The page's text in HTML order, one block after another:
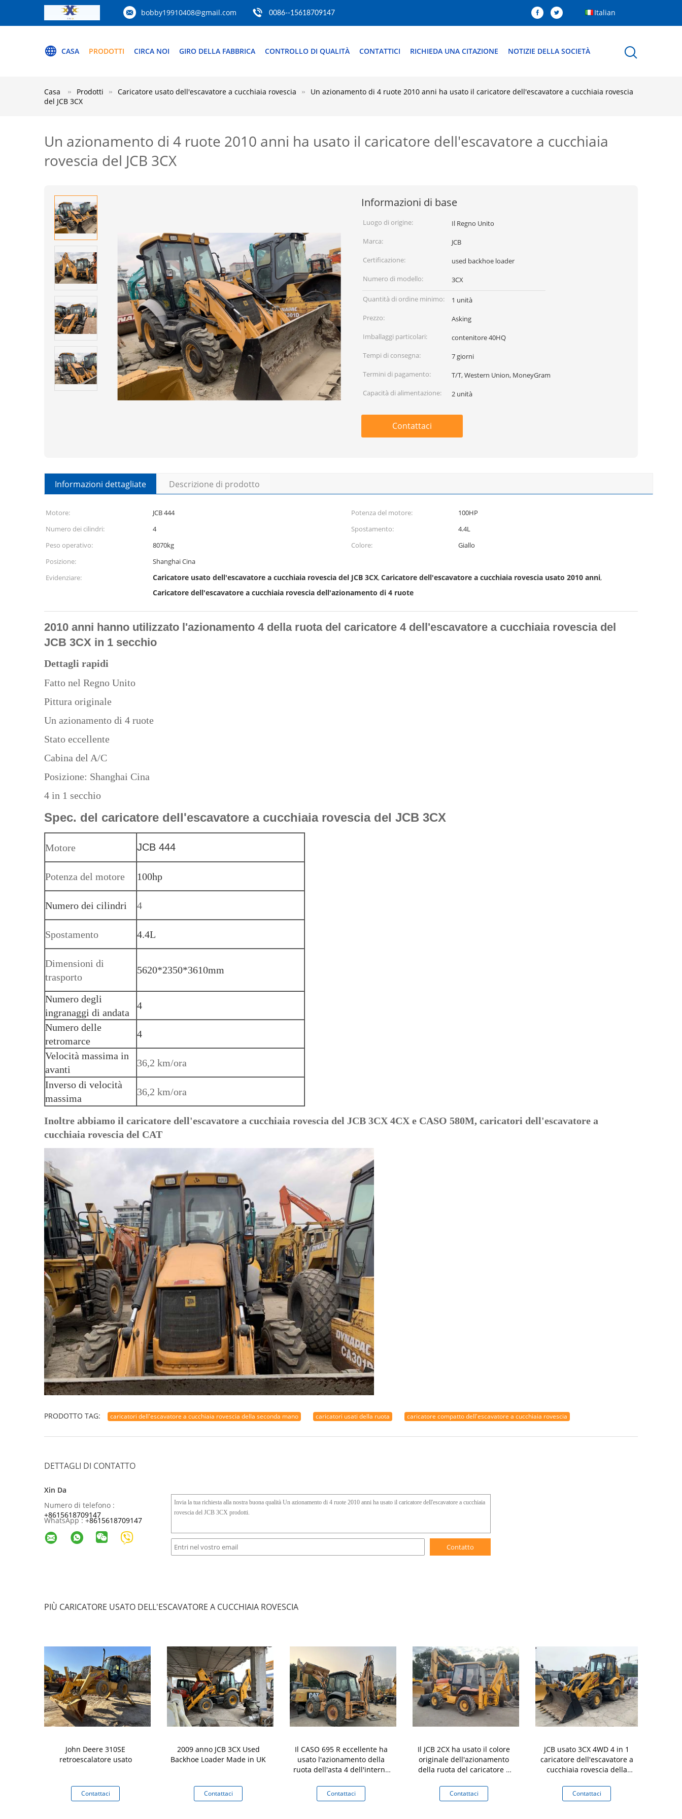
bobby19910408@gmail.com 0086--15618709147 Italian
CASA PRODOTTI CIRCA NOI GIRO DELLA FABBRICA CONTROLLO DI QUALITÀ CONTATTICI RICHIEDA UNA CITAZIONE NOTIZIE DELLA SOCIETÀ
Casa Prodotti Caricatore usato dell'escavatore a cucchiaia rovescia
Un azionamento di 4 ruote 2010 anni ha usato il caricatore dell'escavatore a cucchiaia rovescia
del JCB 3CX
Un azionamento di 4 ruote 2010 anni ha usato il caricatore dell'escavatore a cucchiaia
rovescia del JCB 3CX
Informazioni di base
Luogo di origine:
Il Regno Unito
Marca:
JCB
Certificazione:
used backhoe loader
Numero di modello:
3CX
Quantità di ordine minimo:
1 unità
Prezzo:
Asking
Imballaggi particolari:
contenitore 40HQ
Tempi di consegna:
7 giorni
Termini di pagamento:
T/T, Western Union, MoneyGram
Capacità di alimentazione:
2 unità
Contattaci
Informazioni dettagliate Descrizione di prodotto
Motore: JCB 444 Potenza del motore:
100HP
Numero dei cilindri:
4 Spostamento:
4.4L
Peso operativo:
8070kg Colore:
Giallo
Posizione:
Shanghai Cina
Evidenziare:
Caricatore usato dell'escavatore a cucchiaia rovescia del JCB 3CX,Caricatore dell'escavatore a cucchiaia rovescia usato 2010 anni,
Caricatore dell'escavatore a cucchiaia rovescia dell'azionamento di 4 ruote
2010 anni hanno utilizzato l'azionamento 4 della ruota del caricatore 4 dell'escavatore a cucchiaia rovescia del
JCB 3CX in 1 secchio
Dettagli rapidi
Fatto nel Regno Unito
Pittura originale
Un azionamento di 4 ruote
Stato eccellente
Cabina del A/C
Posizione: Shanghai Cina
4 in 1 secchio
Spec. del caricatore dell'escavatore a cucchiaia rovescia del JCB 3CX
Motore JCB 444
Potenza del motore 100hp
Numero dei cilindri 4
Spostamento 4.4L
Dimensioni di
trasporto
5620*2350*3610mm
Numero degli
ingranaggi di andata
4
Numero delle
retromarce
4
Velocità massima in
avanti
36,2 km/ora
Inverso di velocità
massima
36,2 km/ora
Inoltre abbiamo il caricatore dell'escavatore a cucchiaia rovescia del JCB 3CX 4CX e CASO 580M, caricatori dell'escavatore a
cucchiaia rovescia del CAT
PRODOTTO TAG: caricatori dell'escavatore a cucchiaia rovescia della seconda mano caricatori usati della ruota caricatore compatto dell'escavatore a cucchiaia rovescia
DETTAGLI DI CONTATTO
Xin Da
Numero di telefono :
+8615618709147
WhatsApp :+8615618709147
Contatto
PIÙ CARICATORE USATO DELL'ESCAVATORE A CUCCHIAIA ROVESCIA
John Deere 310SE
retroescalatore usato
Contattaci
2009 anno JCB 3CX Used
Backhoe Loader Made in UK
Contattaci
Il CASO 695 R eccellente ha
usato l'azionamento della
ruota dell'asta 4 dell'interno
a cucchiaia rovescia
Contattaci
Il JCB 2CX ha usato il colore
originale dell'azionamento
della ruota del caricatore 4
rovescia
Contattaci
JCB usato 3CX 4WD 4 in 1
caricatore dell'escavatore a
cucchiaia rovescia della
con il martello
Contattaci